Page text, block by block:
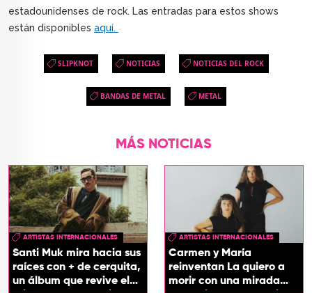
estadounidenses de rock. Las entradas para estos shows
están disponibles aquí.
SLIPKNOT NOTICIAS NOTICIAS DEL ROCK
BANDAS DE METAL METAL
MÁS NOTICIAS
ARTISTAS INTERNACIONALES
Santi Muk mira hacia sus
raíces con + de cerquita,
un álbum que revive el
ARTISTAS INTERNACIONALES
Carmen y María
reinventan La quiero a
morir con una mirada